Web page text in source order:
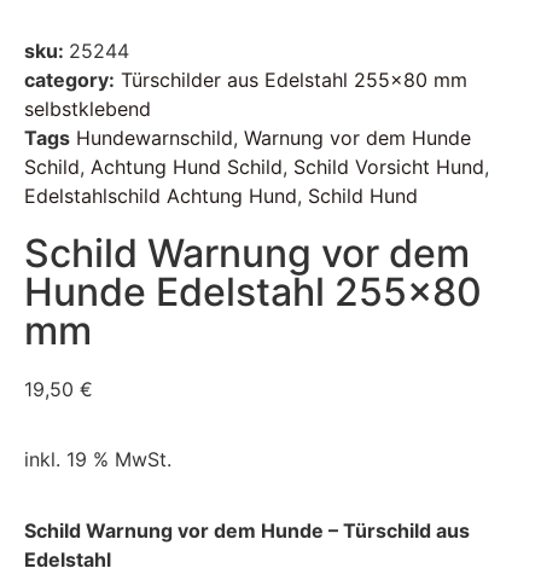
sku: 25244
category: Türschilder aus Edelstahl 255x80 mm
selbstklebend
Tags Hundewarnschild, Warnung vor dem Hunde
Schild, Achtung Hund Schild, Schild Vorsicht Hund,
Edelstahlschild Achtung Hund, Schild Hund
Schild Warnung vor dem
Hunde Edelstahl 255×80
mm
19,50 €
inkl. 19 % MwSt.
Schild Warnung vor dem Hunde – Türschild aus
Edelstahl